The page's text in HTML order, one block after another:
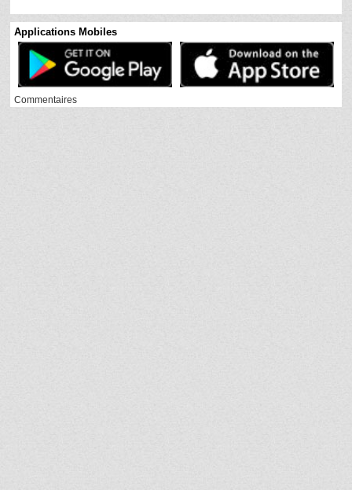
Applications Mobiles
Commentaires